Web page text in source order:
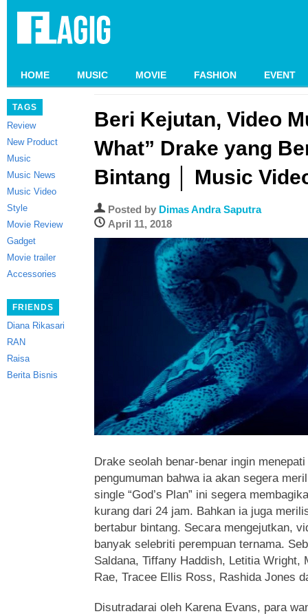
HOME MUSIC MOVIE FASHION EVENT
TAGS
Review
New Product
Music
Music News
Music Video
Style
Movie Review
Gadget
Movie trailer
Accessories
FRIENDS
Diana Rikasari
RAN
Raisa
Berita Bisnis
Beri Kejutan, Video
What” Drake yang
Bintang │ Music
Posted by Dimas Andra Saputra
April 11, 2018
Drake seolah benar-benar ingin
pengumuman bahwa iaakan segera
single “God’s Plan” ini segera
kurang dari 24 jam. Bahkan ia juga
bertabur bintang. Secara mengejutkan,
banyak selebriti perempuan ternama.
Saldana, Tiffany Haddish, Letitia Wright,
Rae, Tracee Ellis Ross, Rashida Jones
Disutradarai oleh Karena Evans, para